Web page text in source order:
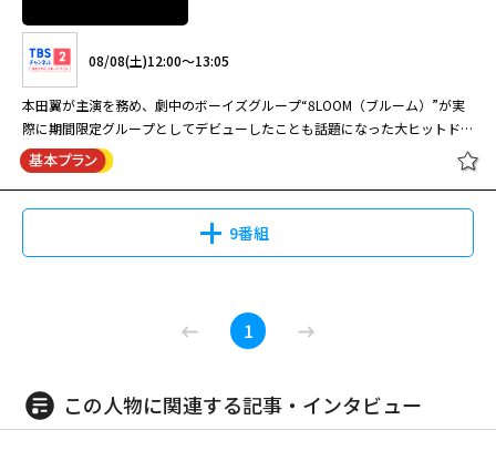
08/08(土)12:00～13:05
本田翼が主演を務め、劇中のボーイズグループ“8LOOM（ブルーム）”が実
際に期間限定グループとしてデビューしたことも話題になった大ヒットドラ
マ！
9番組
[新]君の花になる #1[字]
1
この人物に関連する記事・インタビュー